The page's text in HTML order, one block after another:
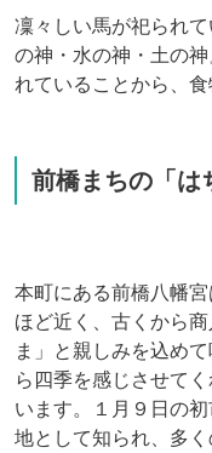
凜々しい馬が祀られ
の神・水の神・土の
れていることから、食
前橋まちの「は
本町にある前橋八幡
ほど近く、古くから
ま」と親しみを込め
ら四季を感じさせて
います。１月９日の
地として知られ、多